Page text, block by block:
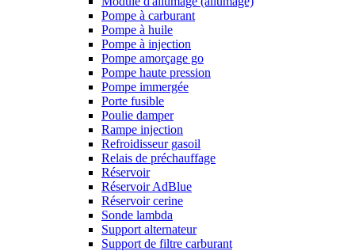
Pompe à carburant
Pompe à huile
Pompe à injection
Pompe amorçage go
Pompe haute pression
Pompe immergée
Porte fusible
Poulie damper
Rampe injection
Refroidisseur gasoil
Relais de préchauffage
Réservoir
Réservoir AdBlue
Réservoir cerine
Sonde lambda
Support alternateur
Support de filtre carburant